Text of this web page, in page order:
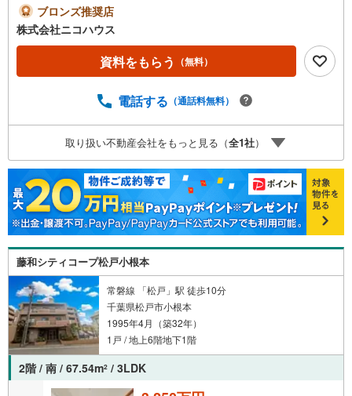
ブロンズ推奨店
株式会社ニコハウス
資料をもらう （無料）
電話する （通話料無料）
取り扱い不動産会社をもっと見る（全1社）
藤和シティコープ松戸小根本
常磐線 「松戸」駅 徒歩10分
千葉県松戸市小根本
1995年4月（築32年）
1戸 / 地上6階地下1階
2階 / 南 / 67.54m2 / 3LDK